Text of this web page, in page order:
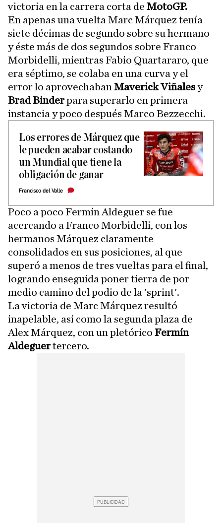
victoria en la carrera corta de MotoGP.
En apenas una vuelta Marc Márquez tenía
siete décimas de segundo sobre su hermano
y éste más de dos segundos sobre Franco
Morbidelli, mientras Fabio Quartararo, que
era séptimo, se colaba en una curva y el
error lo aprovechaban Maverick Viñalesy
Brad Binderpara superarlo en primera
instancia y poco después Marco Bezzecchi.
Los errores de Márquez que
le pueden acabar costando
un Mundial que tiene la
obligación de ganar
Francisco del Valle
Poco a poco Fermín Aldeguer se fue
acercando a Franco Morbidelli, con los
hermanos Márquez claramente
consolidados en sus posiciones, al que
superó a menos de tres vueltas para el final,
logrando enseguida poner tierra de por
medio camino del podio de la 'sprint'.
La victoria de Marc Márquez resultó
inapelable, así como la segunda plaza de
Alex Márquez, con un pletórico Fermín
Aldeguertercero.